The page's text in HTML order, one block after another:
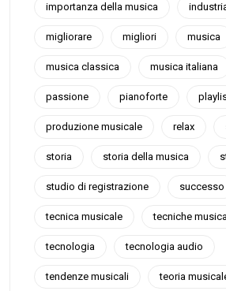
importanza della musica
migliorare migliori musica
musica classica musica italiana
passione pianoforte
produzione musicale relax
storia storia della musica
studio di registrazione successo
tecnica musicale tecniche
tecnologia tecnologia audio
tendenze musicali teoria